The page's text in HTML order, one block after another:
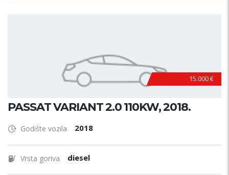
15.000 €
PASSAT VARIANT 2.0 110KW, 2018.
Godište vozila 2018
Vrsta goriva diesel